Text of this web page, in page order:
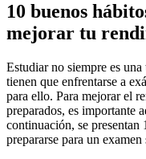
10 buenos
mejorar tu
Estudiar no siempre es
tienen que enfrentarse a
para ello. Para mejorar el
preparados, es importante
continuación, se presentan
prepararse para un examen